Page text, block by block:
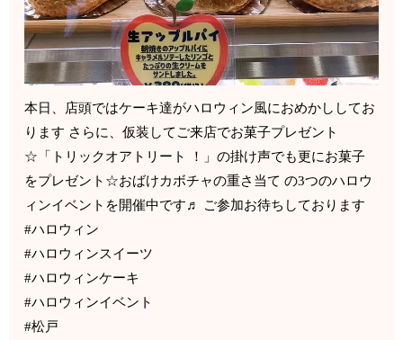
本日、店頭ではケーキ達がハロウィン風におめかししてお
ります さらに、仮装してご来店でお菓子プレゼント
☆「トリックオアトリート ！」の掛け声でも更にお菓子
をプレゼント☆おばけカボチャの重さ当て の3つのハロウ
ィンイベントを開催中です♬ ご参加お待ちしております
#ハロウィン
#ハロウィンスイーツ
#ハロウィンケーキ
#ハロウィンイベント
#松戸